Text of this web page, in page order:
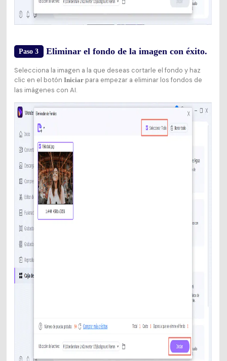
Paso 3 Eliminar el fondo de la imagen con éxito.
Selecciona la imagen a la que deseas cortarle el fondo y haz
clic en el botón Iniciarpara empezar a eliminar los fondos de
las imágenes con AI.